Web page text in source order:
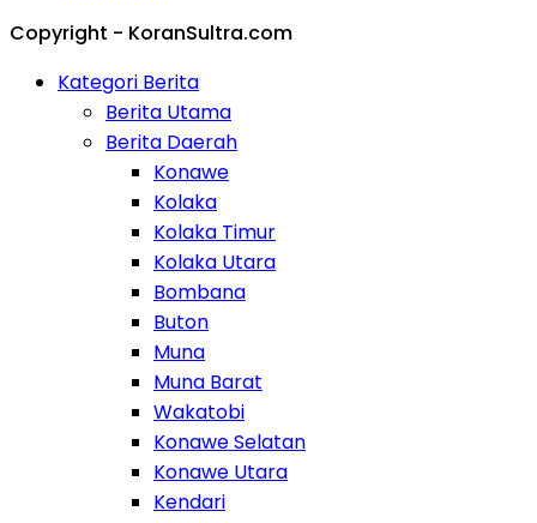
Copyright - KoranSultra.com
Kategori Berita
Berita Utama
Berita Daerah
Konawe
Kolaka
Kolaka Timur
Kolaka Utara
Bombana
Buton
Muna
Muna Barat
Wakatobi
Konawe Selatan
Konawe Utara
Kendari